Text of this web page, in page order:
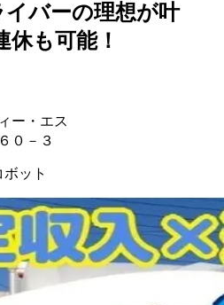
イバーの理想が叶
も可能！
ー・エス
０－３
ット